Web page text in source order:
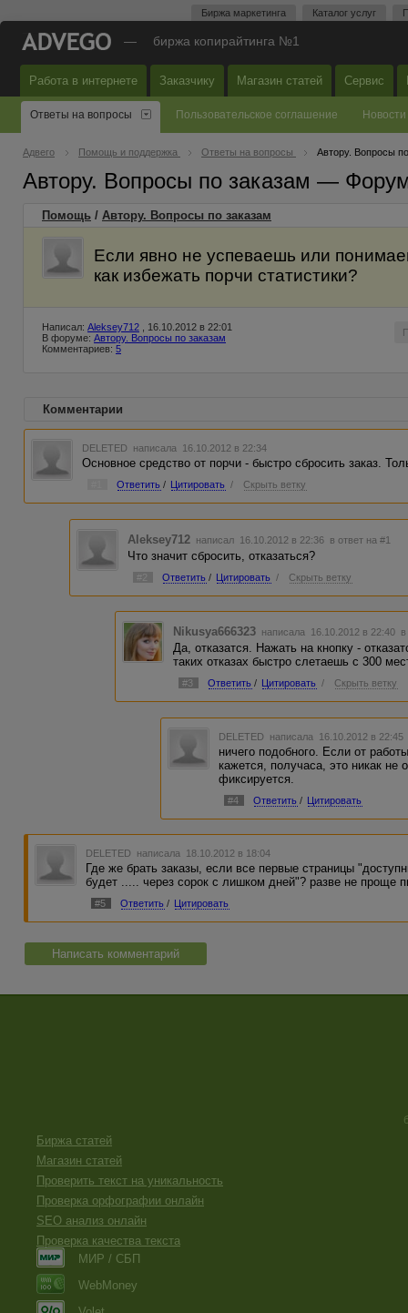
Биржа маркетинга Каталог услуг
— биржа копирайтинга №1
Работа в интернете Заказчику Магазин статей Сервис
Ответы на вопросы Пользовательское соглашение Новости
Адвего Помощь и поддержка Ответы на вопросы Автору. Вопросы
Автору. Вопросы по заказам —
Помощь / Автору. Вопросы по заказам
Если явно не успеваешь или
как избежать порчи статистики?
Написал: Aleksey712 , 16.10.2012 в 22:01
В форуме: Автору. Вопросы по заказам
Комментариев: 5
Комментарии
DELETED написала 16.10.2012 в 22:34
Основное средство от порчи - быстро сбросить заказ.
Ответить / Цитировать / Скрыть ветку
Aleksey712 написал 16.10.2012 в 22:36 в ответ на #1
Что значит сбросить, отказаться?
#2 Ответить / Цитировать / Скрыть ветку
Nikusya666323 написала 16.10.2012 в 22:40
Да, отказатся. Нажать на кнопку -
таких отказах быстро слетаешь с 300
#3 Ответить / Цитировать / Скрыть ветку
DELETED написала 16.10.2012 в
ничего подобного. Если от
кажется, получаса, это никак не
фиксируется.
#4 Ответить / Цитировать
DELETED написала 18.10.2012 в 18:04
Где же брать заказы, если все первые страницы
будет ..... через сорок с лишком дней"? разве не проще
#5 Ответить / Цитировать
Написать комментарий
Биржа статей
Магазин статей
Проверить текст на уникальность
Проверка орфографии онлайн
SEO анализ онлайн
Проверка качества текста
МИР / СБП
WebMoney